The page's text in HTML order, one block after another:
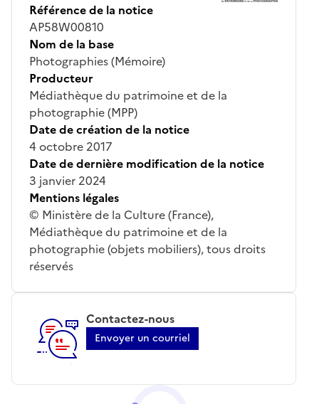
Référence de la notice
AP58W00810
Nom de la base
Photographies (Mémoire)
Producteur
Médiathèque du patrimoine et de la
photographie (MPP)
Date de création de la notice
4 octobre 2017
Date de dernière modification de la notice
3 janvier 2024
Mentions légales
© Ministère de la Culture (France),
Médiathèque du patrimoine et de la
photographie (objets mobiliers), tous droits
réservés
Contactez-nous
Envoyer un courriel